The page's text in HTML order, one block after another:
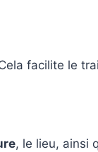
facilite le
, le lieu, ainsi